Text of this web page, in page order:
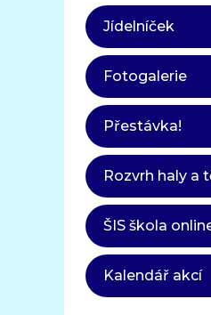
Jídelníček
Fotogalerie
Přestávka!
Rozvrh haly a
ŠIS škola
Kalendář akcí